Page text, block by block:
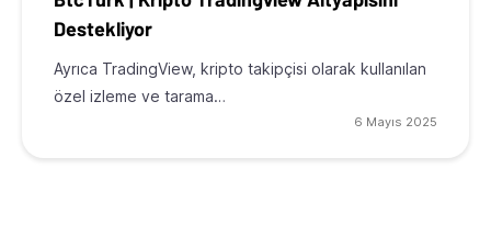
Destekliyor
Ayrıca TradingView, kripto takipçisi olarak kullanılan
özel izleme ve tarama…
6 Mayıs 2025